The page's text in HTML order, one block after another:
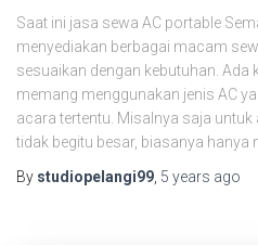
Saat ini jasa sewa AC portable
menyediakan berbagai macam
sesuaikan dengan kebutuhan. Ada
memang menggunakan jenis AC
acara tertentu. Misalnya saja
tidak begitu besar, biasanya hanya
By studiopelangi99 5 years ago